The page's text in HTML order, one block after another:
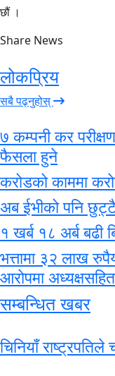
छौं ।
Share News
लोकप्रिय
सबै पढ्नुहोस्
७ कम्पनी कर
फैसला हुने
करोडको काममा
अब ईभीको पनि
१ खर्ब १८ अर्ब बढी
भत्तामा ३२ लाख
आरोपमा
सम्बन्धित खबर
चिनियाँ राष्ट्रपतिले